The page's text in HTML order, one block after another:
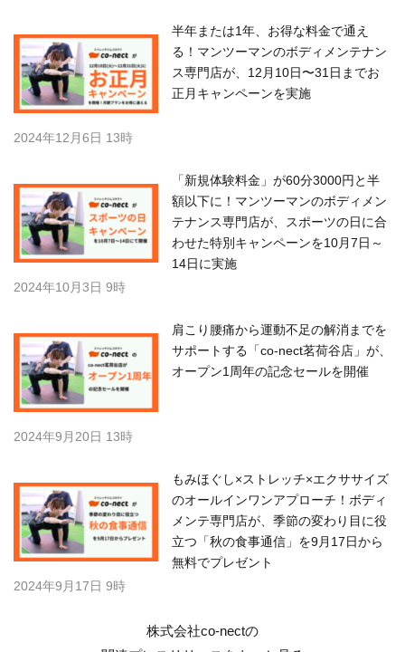
半年または1年、お得な料金で通え
る！マンツーマンのボディメンテナン
ス専門店が、12月10日〜31日までお
正月キャンペーンを実施
2024年12月6日 13時
「新規体験料金」が60分3000円と半
額以下に！マンツーマンのボディメン
テナンス専門店が、スポーツの日に合
わせた特別キャンペーンを10月7日～
14日に実施
2024年10月3日 9時
肩こり腰痛から運動不足の解消までを
サポートする「co-nect茗荷谷店」が、
オープン1周年の記念セールを開催
2024年9月20日 13時
もみほぐし×ストレッチ×エクササイズ
のオールインワンアプローチ！ボディ
メンテ専門店が、季節の変わり目に役
立つ「秋の食事通信」を9月17日から
無料でプレゼント
2024年9月17日 9時
株式会社co-nectの